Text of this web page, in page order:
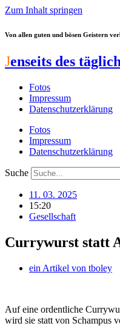
Zum Inhalt springen
Von allen guten und bösen Geistern
Jenseits des
Fotos
Impressum
Datenschutzerklärung
Fotos
Impressum
Datenschutzerklärung
Suche
11. 03. 2025
15:20
Gesellschaft
Currywurst statt
ein Artikel von tboley
Auf eine ordentliche
wird sie statt von Schampus